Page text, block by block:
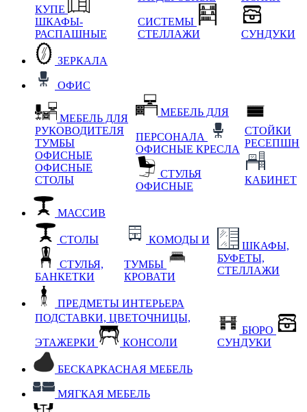
КУПЕ
ШКАФЫ-
РАСПАШНЫЕ
СИСТЕМЫ
СТЕЛЛАЖИ
СУНДУКИ
ЗЕРКАЛА
ОФИС
МЕБЕЛЬ ДЛЯ
РУКОВОДИТЕЛЯ
ТУМБЫ
ОФИСНЫЕ
ОФИСНЫЕ
СТОЛЫ
МЕБЕЛЬ ДЛЯ
ПЕРСОНАЛА
ОФИСНЫЕ КРЕСЛА
СТУЛЬЯ
ОФИСНЫЕ
СТОЙКИ
РЕСЕПШН
КАБИНЕТ
МАССИВ
СТОЛЫ
СТУЛЬЯ,
БАНКЕТКИ
КОМОДЫ И
ТУМБЫ
КРОВАТИ
ШКАФЫ,
БУФЕТЫ,
СТЕЛЛАЖИ
ПРЕДМЕТЫ ИНТЕРЬЕРА
ПОДСТАВКИ, ЦВЕТОЧНИЦЫ,
ЭТАЖЕРКИ КОНСОЛИ
БЮРО
СУНДУКИ
БЕСКАРКАСНАЯ МЕБЕЛЬ
МЯГКАЯ МЕБЕЛЬ